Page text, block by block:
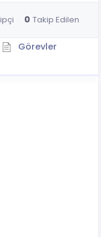
0 Takip Edilen
Görevler